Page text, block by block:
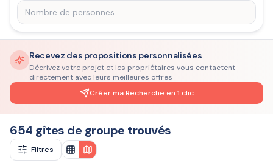
Recevez des propositions personnalisées
Décrivez votre projet et les propriétaires vous contactent
directement avec leurs meilleures offres
Créer ma Recherche en 1 clic
654 gîtes de groupe trouvés
Filtres